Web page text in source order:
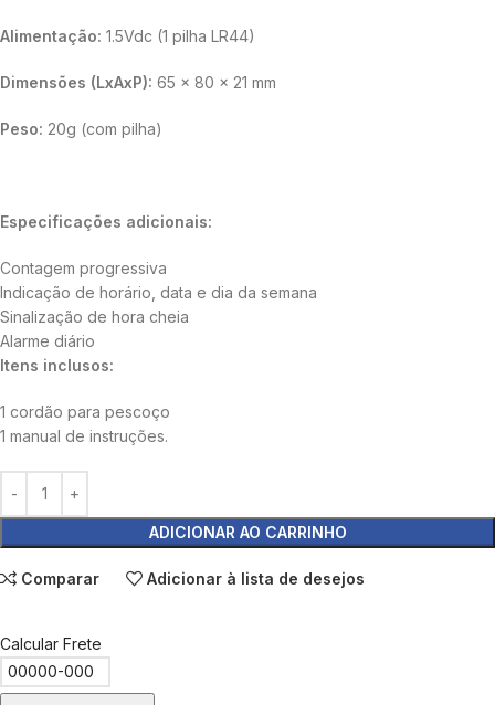
Alimentação: 1.5Vdc (1 pilha LR44)
Dimensões (LxAxP): 65 x 80 x 21 mm
Peso: 20g (com pilha)
Especificações adicionais:
Contagem progressiva
Indicação de horário, data e dia da semana
Sinalização de hora cheia
Alarme diário
Itens inclusos:
1 cordão para pescoço
1 manual de instruções.
ADICIONAR AO CARRINHO
Comparar Adicionar à lista de desejos
Calcular Frete